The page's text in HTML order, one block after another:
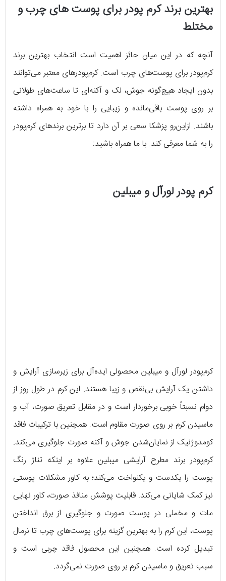
بهترین برند کرم پودر برای پوست های چرب و
مختلط
آنچه که در این میان حائز اهمیت است انتخاب بهترین برند
کرم‌پودر برای پوست‌های چرب است. کرم‌پودرهای معتبر می‌توانند
بدون ایجاد هیچ‌گونه جوش، لک و آکنه‌ای تا ساعت‌های طولانی
بر روی پوست باقی‌مانده و زیبایی را با خود به همراه داشته
باشند. ازاین‌رو پزشکا سعی بر آن دارد تا برترین برندهای کرم‌پودر
را به شما معرفی کند. با ما همراه باشید:
کرم پودر لورآل و میبلین
کرم‌پودر لورآل و میبلین محصولی ایده‌آل برای زیرسازی آرایش و
داشتن یک آرایش بی‌نقص و زیبا هستند. این کرم در طول روز از
دوام نسبتاً خوبی برخوردار است و در مقابل تعریق صورت، آب و
ماسیدن کرم بر روی صورت مقاوم است. همچنین با ترکیبات فاقد
کومدوژنیک از نمایان‌شدن جوش و آکنه صورت جلوگیری می‌کند.
کرم‌پودر برند مطرح آرایشی میبلین علاوه بر اینکه تناژ رنگ
پوست را یکدست و یکنواخت می‌کند؛ به کاور مشکلات پوستی
نیز کمک شایانی می‌کند. قابلیت پوشش منافذ صورت، کاور نهایی
مات و مخملی در پوست صورت و جلوگیری از برق انداختن
پوست، این کرم را به بهترین گزینه برای پوست‌های چرب تا نرمال
تبدیل کرده است. همچنین این محصول فاقد چربی است و
سبب تعریق و ماسیدن کرم بر روی صورت نمی‌گردد.